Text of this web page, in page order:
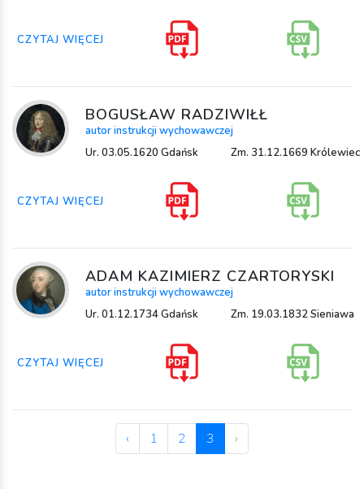
CZYTAJ WIĘCEJ
BOGUSŁAW RADZIWIŁŁ
autor instrukcji wychowawczej
Ur. 03.05.1620 Gdańsk
Zm. 31.12.1669 Królewiec
CZYTAJ WIĘCEJ
ADAM KAZIMIERZ CZARTORYSKI
autor instrukcji wychowawczej
Ur. 01.12.1734 Gdańsk
Zm. 19.03.1832 Sieniawa
CZYTAJ WIĘCEJ
‹ 1 2 3 ›